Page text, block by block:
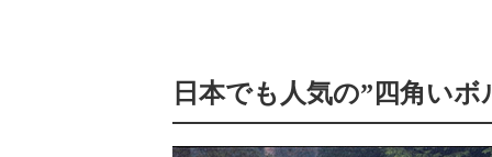
日本でも人気の”四角いボ